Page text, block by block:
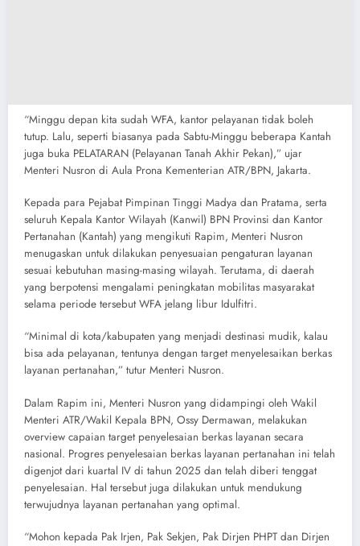
“Minggu depan kita sudah WFA, kantor pelayanan tidak boleh
tutup. Lalu, seperti biasanya pada Sabtu-Minggu beberapa Kantah
juga buka PELATARAN (Pelayanan Tanah Akhir Pekan),” ujar
Menteri Nusron di Aula Prona Kementerian ATR/BPN, Jakarta.
Kepada para Pejabat Pimpinan Tinggi Madya dan Pratama, serta
seluruh Kepala Kantor Wilayah (Kanwil) BPN Provinsi dan Kantor
Pertanahan (Kantah) yang mengikuti Rapim, Menteri Nusron
menugaskan untuk dilakukan penyesuaian pengaturan layanan
sesuai kebutuhan masing-masing wilayah. Terutama, di daerah
yang berpotensi mengalami peningkatan mobilitas masyarakat
selama periode tersebut WFA jelang libur Idulfitri.
“Minimal di kota/kabupaten yang menjadi destinasi mudik, kalau
bisa ada pelayanan, tentunya dengan target menyelesaikan berkas
layanan pertanahan,” tutur Menteri Nusron.
Dalam Rapim ini, Menteri Nusron yang didampingi oleh Wakil
Menteri ATR/Wakil Kepala BPN, Ossy Dermawan, melakukan
overview capaian target penyelesaian berkas layanan secara
nasional. Progres penyelesaian berkas layanan pertanahan ini telah
digenjot dari kuartal IV di tahun 2025 dan telah diberi tenggat
penyelesaian. Hal tersebut juga dilakukan untuk mendukung
terwujudnya layanan pertanahan yang optimal.
“Mohon kepada Pak Irjen, Pak Sekjen, Pak Dirjen PHPT dan Dirjen